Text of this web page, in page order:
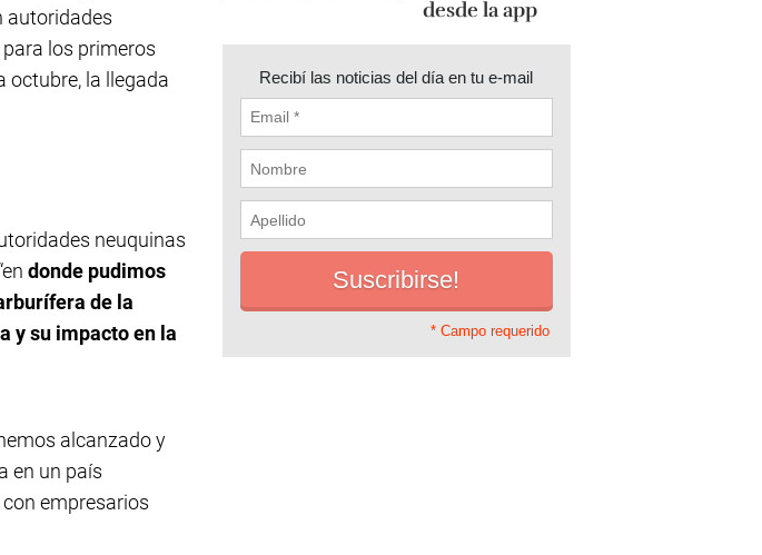
autoridades
los primeros
octubre, la llegada
neuquinas
donde pudimos
de la
y su impacto en la
alcanzado y
en un país
empresarios
desde la app
Recibí las noticias del día en tu e-mail
* Campo requerido